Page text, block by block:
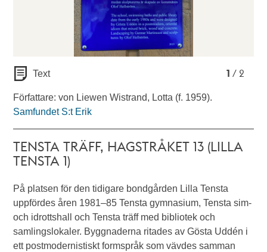
1 / 2
Text
Författare: von Liewen Wistrand, Lotta (f. 1959).
Samfundet S:t Erik
TENSTA TRÄFF, HAGSTRÅKET 13 (LILLA
TENSTA 1)
På platsen för den tidigare bondgården Lilla Tensta
uppfördes åren 1981–85 Tensta gymnasium, Tensta sim-
och idrottshall och Tensta träff med bibliotek och
samlingslokaler. Byggnaderna ritades av Gösta Uddén i
ett postmodernistiskt formspråk som vävdes samman